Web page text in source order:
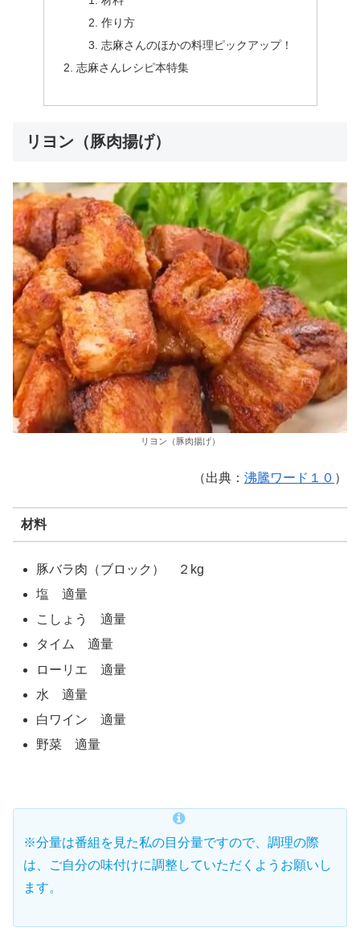
作り方
志麻さんのほかの料理ピックアップ！
志麻さんレシピ本特集
リヨン（豚肉揚げ）
リヨン（豚肉揚げ）
（出典： 沸騰ワード１０ ）
材料
豚バラ肉（ブロック） ２kg
塩 適量
こしょう 適量
タイム 適量
ローリエ 適量
水 適量
白ワイン 適量
野菜 適量
※分量は番組を見た私の目分量ですので、調理の際
は、ご自分の味付けに調整していただくようお願いし
ます。